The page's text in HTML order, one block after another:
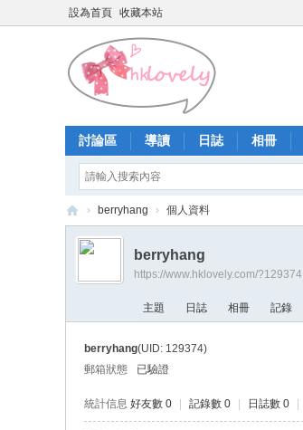
設為首頁 收藏本站
討論區 導讀 日誌 相冊
香
少
› berryhang › 個人資料
berryhang
https://www.hklovely.com/?129374
主題 日誌 相冊 記錄
berryhang(UID: 129374)
郵箱狀態
已驗證
統計信息 好友數 0 記錄數 0 日誌數 0